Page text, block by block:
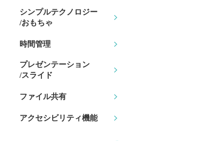
シンプルテクノロジー
/おもちゃ
時間管理
プレゼンテーション
/スライド
ファイル共有
アクセシビリティ機能